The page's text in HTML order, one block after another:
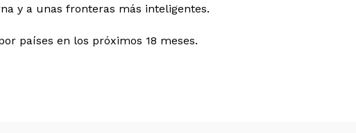
y a unas fronteras más inteligentes.
países en los próximos 18 meses.